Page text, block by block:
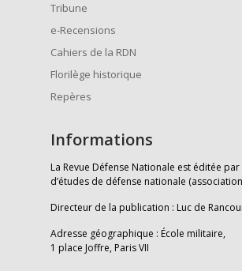
Tribune
e-Recensions
Cahiers de la RDN
Florilège historique
Repères
Informations
La Revue Défense Nationale est éditée
d’études de défense nationale
Directeur de la publication : Luc de
Adresse géographique : École militaire,
1 place Joffre, Paris VII